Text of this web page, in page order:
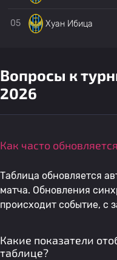
05 Хуан Ибица
Вопросы к
2026
Как часто
Таблица обновляется
матча. Обновления
происходит событие, с
Какие показатели
таблице?